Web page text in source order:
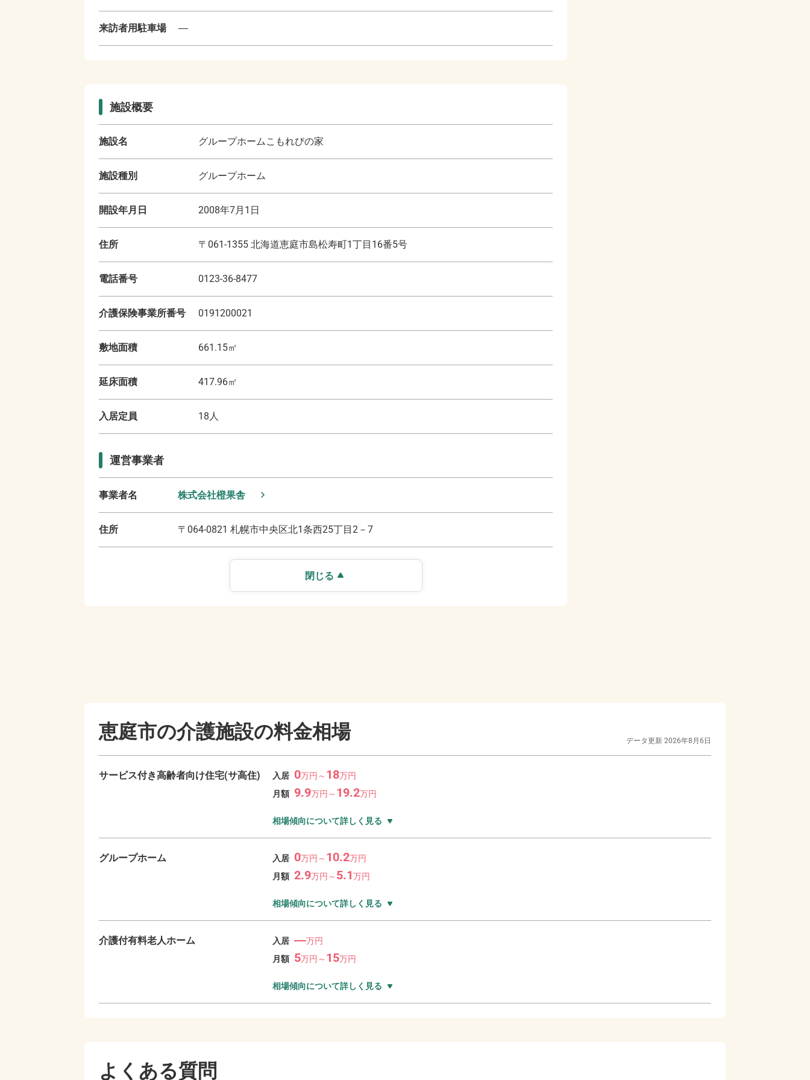
来訪者用駐車場 ―
施設概要
施設名 グループホームこもれびの家
施設種別 グループホーム
開設年月日 2008年7月1日
住所 〒 061-1355 北海道恵庭市島松寿町1丁目16番5号
電話番号 0123-36-8477
介護保険事業所番号 0191200021
敷地面積 661.15㎡
延床面積 417.96㎡
入居定員 18人
運営事業者
事業者名 株式会社橙果舎
住所 〒 064-0821 札幌市中央区北1条西25丁目2－7
閉じる
恵庭市の介護施設の料金相場 データ更新 2026年8月6日
サービス付き高齢者向け住宅(サ高住) 入居 0万円～ 18万円
月額 9.9万円～ 19.2万円
相場傾向について詳しく見る
グループホーム 入居 0万円～ 10.2万円
月額 2.9万円～ 5.1万円
相場傾向について詳しく見る
介護付有料老人ホーム 入居 ―万円
月額 5万円～ 15万円
相場傾向について詳しく見る
よくある質問